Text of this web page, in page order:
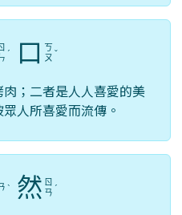
ˊ 口 ㄎ
ㄡ ˇ
；二者是人人喜愛的美
人所喜愛而流傳。
ˋ 然 ㄖ
ㄢ ˊ